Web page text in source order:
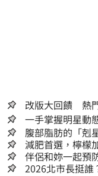
改版大回饋 熱
腹部脂肪的「剋
囊，瘦出小蠻腰
減肥首選，檸檬
人生
伴侶和妳一起預
2026北市長挺